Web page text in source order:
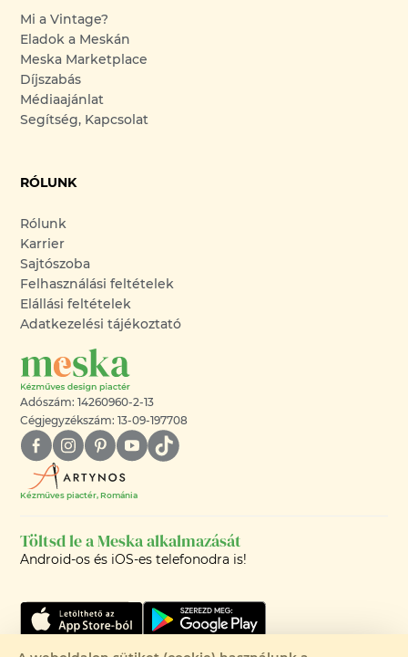
Mi a Vintage?
Eladok a Meskán
Meska Marketplace
Díjszabás
Médiaajánlat
Segítség, Kapcsolat
RÓLUNK
Rólunk
Karrier
Sajtószoba
Felhasználási feltételek
Elállási feltételek
Adatkezelési tájékoztató
Adószám: 14260960-2-13
Cégjegyzékszám: 13-09-197708
Kézműves piactér, Románia
Töltsd le a Meska alkalmazását
Android-os és iOS-es telefonodra is!